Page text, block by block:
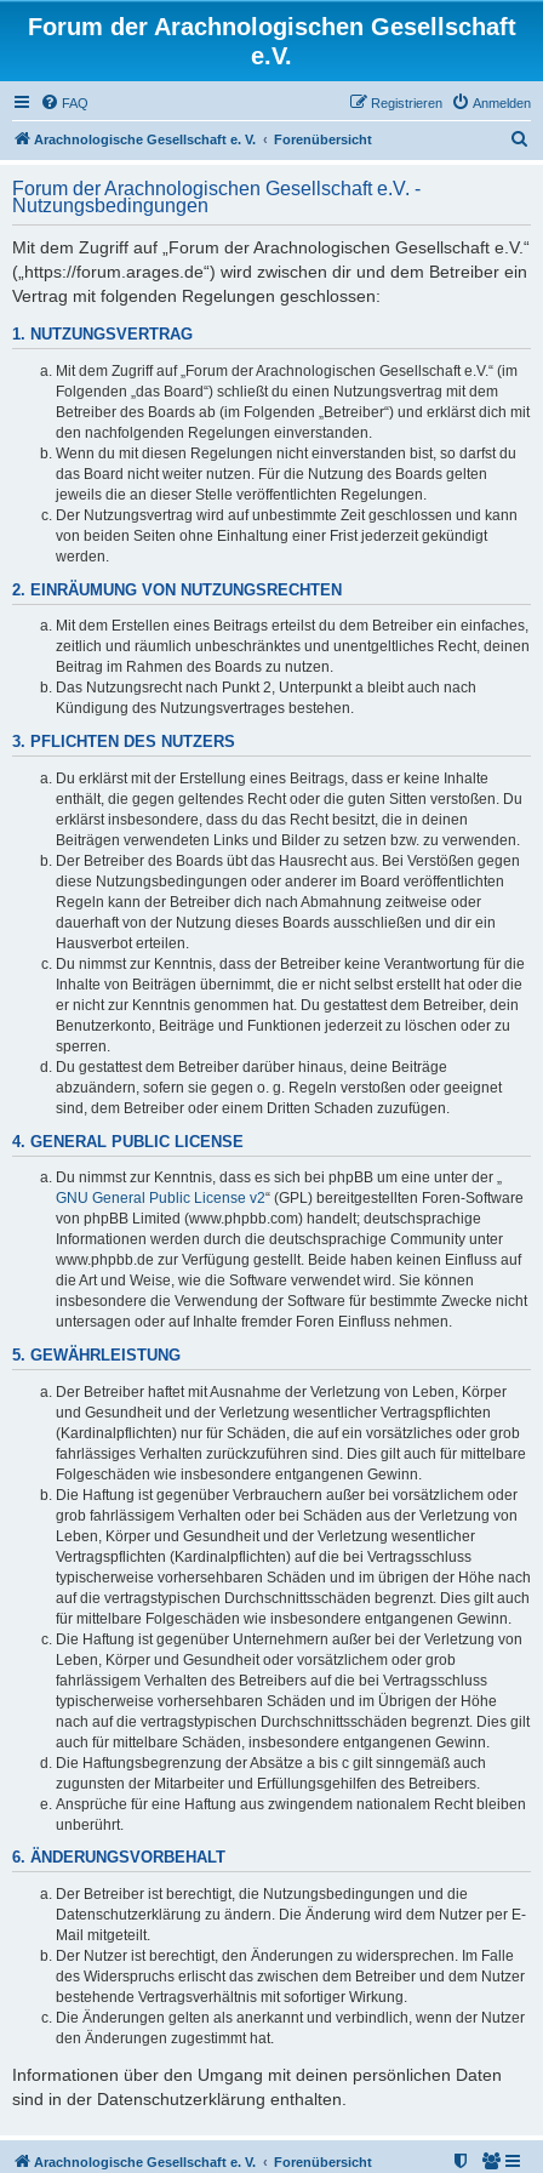
Forum der Arachnologischen Gesellschaft
e.V.
FAQ Anmelden
Registrieren
Arachnologische Gesellschaft e. V. Forenübersicht
h
Forum der Arachnologischen Gesellschaft e.V. -
Nutzungsbedingungen
Mit dem Zugriff auf „Forum der Arachnologischen Gesellschaft e.V.“
(„https://forum.arages.de“) wird zwischen dir und dem Betreiber ein
Vertrag mit folgenden Regelungen geschlossen:
1. NUTZUNGSVERTRAG
Mit dem Zugriff auf „Forum der Arachnologischen Gesellschaft e.V.“ (im
Folgenden „das Board“) schließt du einen Nutzungsvertrag mit dem
Betreiber des Boards ab (im Folgenden „Betreiber“) und erklärst dich mit
den nachfolgenden Regelungen einverstanden.
Wenn du mit diesen Regelungen nicht einverstanden bist, so darfst du
das Board nicht weiter nutzen. Für die Nutzung des Boards gelten
jeweils die an dieser Stelle veröffentlichten Regelungen.
Der Nutzungsvertrag wird auf unbestimmte Zeit geschlossen und kann
von beiden Seiten ohne Einhaltung einer Frist jederzeit gekündigt
werden.
2. EINRÄUMUNG VON NUTZUNGSRECHTEN
Mit dem Erstellen eines Beitrags erteilst du dem Betreiber ein einfaches,
zeitlich und räumlich unbeschränktes und unentgeltliches Recht, deinen
Beitrag im Rahmen des Boards zu nutzen.
Das Nutzungsrecht nach Punkt 2, Unterpunkt a bleibt auch nach
Kündigung des Nutzungsvertrages bestehen.
3. PFLICHTEN DES NUTZERS
Du erklärst mit der Erstellung eines Beitrags, dass er keine Inhalte
enthält, die gegen geltendes Recht oder die guten Sitten verstoßen. Du
erklärst insbesondere, dass du das Recht besitzt, die in deinen
Beiträgen verwendeten Links und Bilder zu setzen bzw. zu verwenden.
Der Betreiber des Boards übt das Hausrecht aus. Bei Verstößen gegen
diese Nutzungsbedingungen oder anderer im Board veröffentlichten
Regeln kann der Betreiber dich nach Abmahnung zeitweise oder
dauerhaft von der Nutzung dieses Boards ausschließen und dir ein
Hausverbot erteilen.
Du nimmst zur Kenntnis, dass der Betreiber keine Verantwortung für die
Inhalte von Beiträgen übernimmt, die er nicht selbst erstellt hat oder die
er nicht zur Kenntnis genommen hat. Du gestattest dem Betreiber, dein
Benutzerkonto, Beiträge und Funktionen jederzeit zu löschen oder zu
sperren.
Du gestattest dem Betreiber darüber hinaus, deine Beiträge
abzuändern, sofern sie gegen o. g. Regeln verstoßen oder geeignet
sind, dem Betreiber oder einem Dritten Schaden zuzufügen.
4. GENERAL PUBLIC LICENSE
Du nimmst zur Kenntnis, dass es sich bei phpBB um eine unter der „
GNU General Public License v2“ (GPL) bereitgestellten Foren-Software
von phpBB Limited (www.phpbb.com) handelt; deutschsprachige
Informationen werden durch die deutschsprachige Community unter
www.phpbb.de zur Verfügung gestellt. Beide haben keinen Einfluss auf
die Art und Weise, wie die Software verwendet wird. Sie können
insbesondere die Verwendung der Software für bestimmte Zwecke nicht
untersagen oder auf Inhalte fremder Foren Einfluss nehmen.
5. GEWÄHRLEISTUNG
Der Betreiber haftet mit Ausnahme der Verletzung von Leben, Körper
und Gesundheit und der Verletzung wesentlicher Vertragspflichten
(Kardinalpflichten) nur für Schäden, die auf ein vorsätzliches oder grob
fahrlässiges Verhalten zurückzuführen sind. Dies gilt auch für mittelbare
Folgeschäden wie insbesondere entgangenen Gewinn.
Die Haftung ist gegenüber Verbrauchern außer bei vorsätzlichem oder
grob fahrlässigem Verhalten oder bei Schäden aus der Verletzung von
Leben, Körper und Gesundheit und der Verletzung wesentlicher
Vertragspflichten (Kardinalpflichten) auf die bei Vertragsschluss
typischerweise vorhersehbaren Schäden und im übrigen der Höhe nach
auf die vertragstypischen Durchschnittsschäden begrenzt. Dies gilt auch
für mittelbare Folgeschäden wie insbesondere entgangenen Gewinn.
Die Haftung ist gegenüber Unternehmern außer bei der Verletzung von
Leben, Körper und Gesundheit oder vorsätzlichem oder grob
fahrlässigem Verhalten des Betreibers auf die bei Vertragsschluss
typischerweise vorhersehbaren Schäden und im Übrigen der Höhe
nach auf die vertragstypischen Durchschnittsschäden begrenzt. Dies gilt
auch für mittelbare Schäden, insbesondere entgangenen Gewinn.
Die Haftungsbegrenzung der Absätze a bis c gilt sinngemäß auch
zugunsten der Mitarbeiter und Erfüllungsgehilfen des Betreibers.
Ansprüche für eine Haftung aus zwingendem nationalem Recht bleiben
unberührt.
6. ÄNDERUNGSVORBEHALT
Der Betreiber ist berechtigt, die Nutzungsbedingungen und die
Datenschutzerklärung zu ändern. Die Änderung wird dem Nutzer per E-
Mail mitgeteilt.
Der Nutzer ist berechtigt, den Änderungen zu widersprechen. Im Falle
des Widerspruchs erlischt das zwischen dem Betreiber und dem Nutzer
bestehende Vertragsverhältnis mit sofortiger Wirkung.
Die Änderungen gelten als anerkannt und verbindlich, wenn der Nutzer
den Änderungen zugestimmt hat.
Informationen über den Umgang mit deinen persönlichen Daten
sind in der Datenschutzerklärung enthalten.
Arachnologische Gesellschaft e. V. Forenübersicht